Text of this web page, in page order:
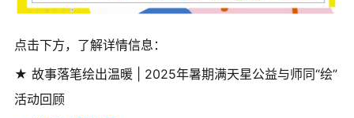
点击下方，了解详情信息：
★ 故事落笔绘出温暖 | 2025年暑期满天星公益与师同“绘”
活动回顾